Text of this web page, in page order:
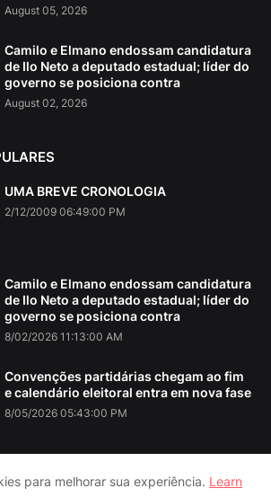
August 05, 2026
Camilo e Elmano endossam candidatura
de Ilo Neto a deputado estadual; líder do
governo se posiciona contra
August 02, 2026
UMA BREVE CRONOLOGIA
2/12/2009 06:49:00 PM
Camilo e Elmano endossam candidatura
de Ilo Neto a deputado estadual; líder do
governo se posiciona contra
8/02/2026 11:13:00 AM
Convenções partidárias chegam ao fim
e calendário eleitoral entra em nova fase
8/05/2026 05:43:00 PM
para melhorar sua experiência. Learn